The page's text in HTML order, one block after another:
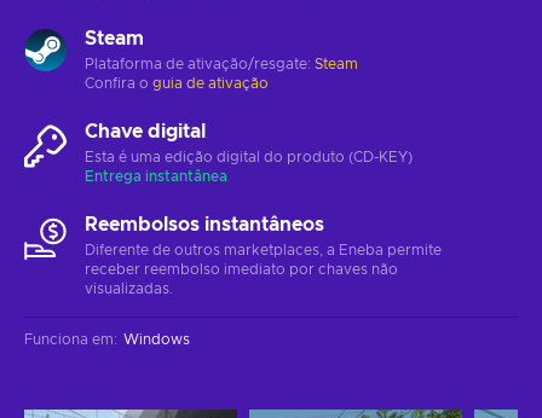
Steam
Plataforma de ativação/resgate: Steam
Confira o guia de ativação
Chave digital
Esta é uma edição digital do produto (CD-KEY)
Entrega instantânea
Reembolsos instantâneos
Diferente de outros marketplaces, a Eneba permite
receber reembolso imediato por chaves não
visualizadas.
Funciona em: Windows